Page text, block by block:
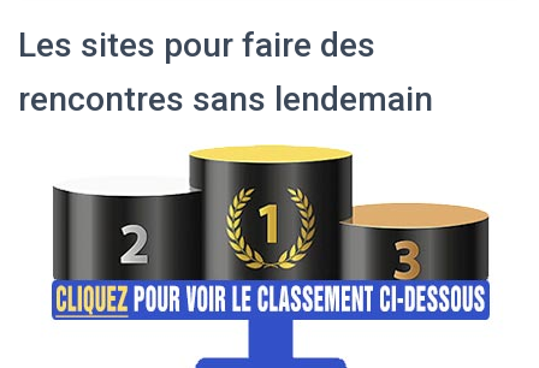
Les sites pour faire des
rencontres sans lendemain